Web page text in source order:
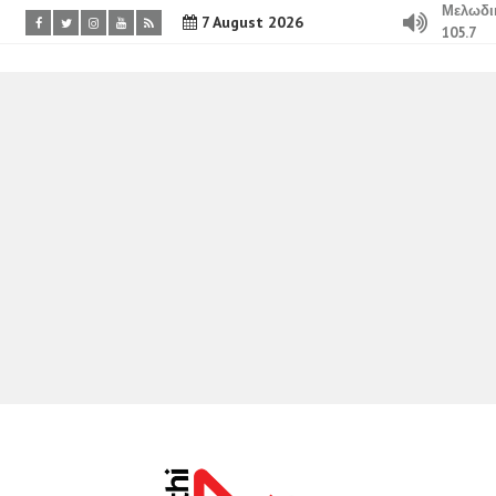
7 August 2026
105.7